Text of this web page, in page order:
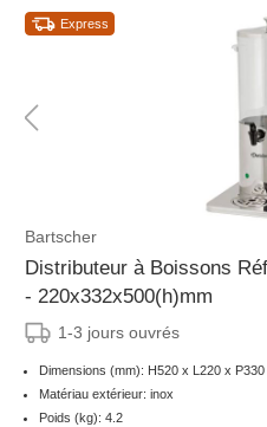
Express
Bartscher
Distributeur à Boissons
- 220x332x500(h)mm
1-3 jours ouvrés
Dimensions (mm): H520 x L220 x P330
Matériau extérieur: inox
Poids (kg): 4.2